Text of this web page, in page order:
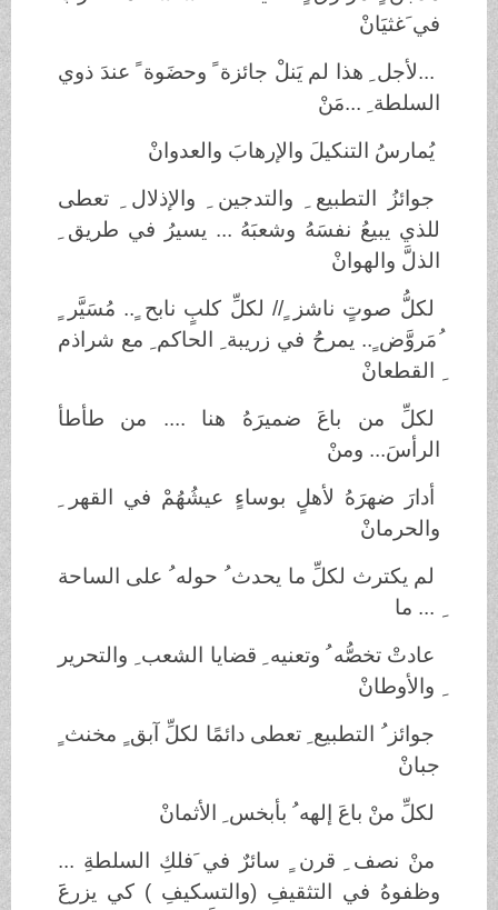
في َغثيَانْ
...لأجل ِ هذا لم يَنلْ جائزة ً وحضَوة ً عندَ ذوي
السلطة ِ ...مَنْ
يُمارسُ التنكيلَ والإرهابَ والعدوانْ
جوائزُ التطبيع ِ والتدجين ِ والإذلال ِ تعطى
للذي يبيعُ نفسَهُ وشعبَهُ ... يسيرُ في طريق ِ
الذلَّ والهوانْ
لكلُّ صوتٍ ناشز ٍ// لكلِّ كلبٍ نابح ٍ.. مُسَيَّر ٍ
ُمَروَّض ٍ.. يمرحُ في زريبة ِ الحاكم ِ مع شراذم
ِ القطعانْ
لكلِّ من باعَ ضميرَهُ هنا .... من طأطأ
الرأسَ... ومنْ
أدارَ ضهرَهُ لأهلٍ بوساءٍ عيشُهُمْ في القهر ِ
والحرمانْ
لم يكترث لكلِّ ما يحدث ُ حوله ُ على الساحة
ِ ... ما
عادتْ تخصُّه ُ وتعنيه ِ قضايا الشعب ِ والتحرير
ِ والأوطانْ
جوائز ُ التطبيع ِ تعطى دائمًا لكلِّ آبق ٍ مخنث ٍ
جبانْ
لكلِّ منْ باعَ إلهه ُ بأبخس ِ الأثمانْ
منْ نصف ِ قرن ٍ سائرٌ في َفلكِ السلطةِ ...
وظفوهُ في التثقيفِ (والتسكيفِ ) كي يزرعََ